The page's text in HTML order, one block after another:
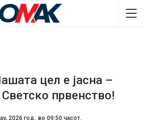
цел е јасна –
првенство!
2026 год. во 09:50 часот.